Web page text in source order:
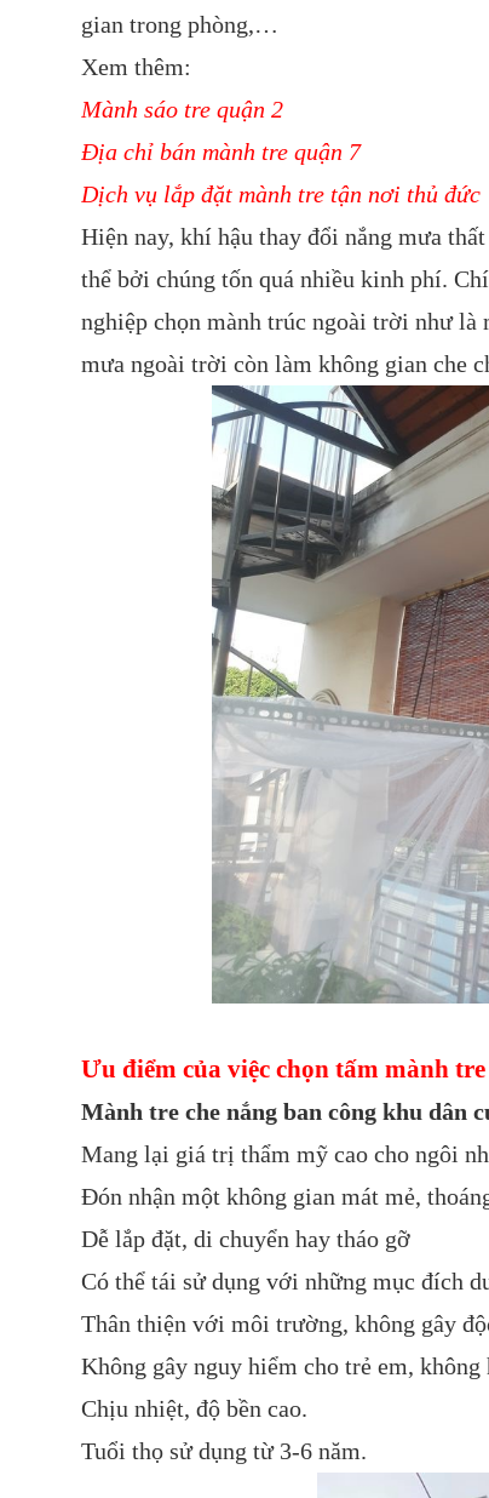
gian trong phòng,…
Xem thêm:
Mành sáo tre quận 2
Địa chỉ bán mành tre quận 7
Dịch vụ lắp đặt mành tre tận nơi thủ đức
Hiện nay, khí hậu thay đổi nắng mưa
thể bởi chúng tốn quá nhiều kinh phí.
nghiệp chọn mành trúc ngoài trời như
mưa ngoài trời còn làm không gian che
Ưu điểm của việc chọn tấm mành
Mành tre che nắng ban công khu dân
Mang lại giá trị thẩm mỹ cao cho ngôi
Đón nhận một không gian mát mẻ,
Dễ lắp đặt, di chuyển hay tháo gỡ
Có thể tái sử dụng với những mục đích
Thân thiện với môi trường, không gây
Không gây nguy hiểm cho trẻ em, không
Chịu nhiệt, độ bền cao.
Tuổi thọ sử dụng từ 3-6 năm.